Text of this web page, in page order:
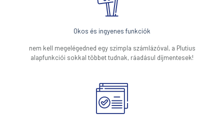
Okos és ingyenes funkciók
nem kell megelégedned egy szimpla számlázóval, a Plutius
alapfunkciói sokkal többet tudnak, ráadásul díjmentesek!